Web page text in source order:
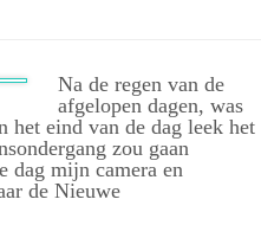
Na de regen van de
afgelopen dagen, was
het eind van de dag leek het
zou gaan
dag mijn camera en
de Nieuwe